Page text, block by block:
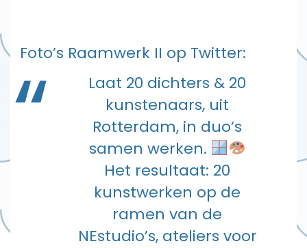
Foto’s Raamwerk II op Twitter:
Laat 20 dichters & 20
kunstenaars, uit
Rotterdam, in duo’s
samen werken.
Het resultaat: 20
kunstwerken op de
ramen van de
NEstudio’s, ateliers voor